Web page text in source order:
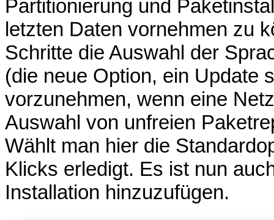
Partitionierung und
letzten Daten vornehmen zu
Schritte die Auswahl der
(die neue Option, ein Update
vorzunehmen, wenn eine
Auswahl von unfreien
Wählt man hier die
Klicks erledigt. Es ist nun
Installation hinzuzufügen.